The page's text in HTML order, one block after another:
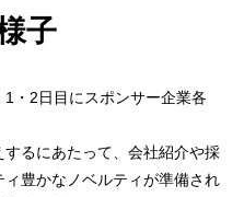
子
・2日目にスポンサー企業各
るにあたって、会社紹介や採
豊かなノベルティが準備され